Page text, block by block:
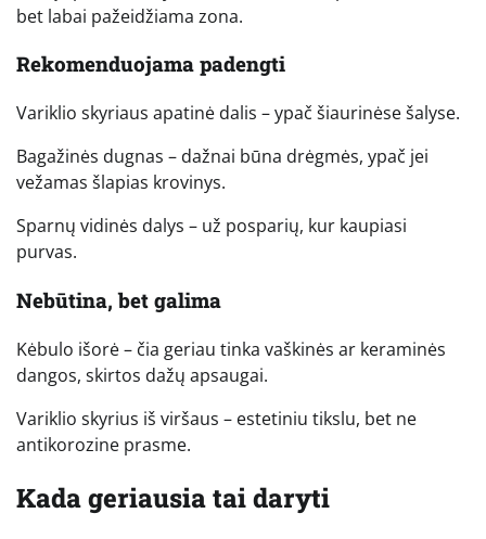
bet labai pažeidžiama zona.
Rekomenduojama padengti
Variklio skyriaus apatinė dalis – ypač šiaurinėse šalyse.
Bagažinės dugnas – dažnai būna drėgmės, ypač jei
vežamas šlapias krovinys.
Sparnų vidinės dalys – už posparių, kur kaupiasi
purvas.
Nebūtina, bet galima
Kėbulo išorė – čia geriau tinka vaškinės ar keraminės
dangos, skirtos dažų apsaugai.
Variklio skyrius iš viršaus – estetiniu tikslu, bet ne
antikorozine prasme.
Kada geriausia tai daryti